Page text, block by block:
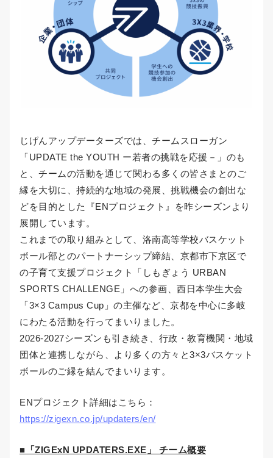
じげんアップデーターズでは、チームスローガン
「UPDATE the YOUTH ー若者の挑戦を応援－」のも
と、チームの活動を通じて関わる多くの皆さまとのご
縁を大切に、持続的な地域の発展、挑戦機会の創出な
どを目的とした『ENプロジェクト』を昨シーズンより
展開しています。
これまでの取り組みとして、洛南高等学校バスケット
ボール部とのパートナーシップ締結、京都市下京区で
の子育て支援プロジェクト「しもぎょう URBAN
SPORTS CHALLENGE」への参画、西日本学生大会
「3×3 Campus Cup」の主催など、京都を中心に多岐
にわたる活動を行ってまいりました。
2026-2027シーズンも引き続き、行政・教育機関・地域
団体と連携しながら、より多くの方々と3×3バスケット
ボールのご縁を結んでまいります。
ENプロジェクト詳細はこちら：
https://zigexn.co.jp/updaters/en/
■「ZIGExN UPDATERS.EXE 」 チーム概要